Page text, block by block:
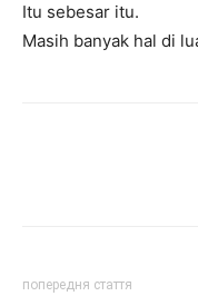
Itu sebesar itu.
Masih banyak hal di
попередня стаття